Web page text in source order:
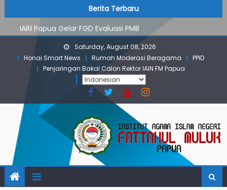
to
content
Berita Terbaru
IAIN Papua Gelar FGD Evaluasi PMB
KKN IAIN Papua: Kelompok Skow Sae Kolaborasi dengan
KKN UGM dan Uncen
Para Mahasiswa PGMI IAIN Papua Tembus Jurnal
Terindeks Google Scholar
Pembekalan KKN: Bangun Komunikasi Aktif dengan
Masyarakat
PMB Jalur Mandiri: Peserta Ujian Dari Lanny Jaya Hingga
Maluku
Saturday, August 08, 2026
Honai Smart News
Rumah Moderasi Beragama
PPID
Penjaringan Bakal Calon Rektor IAIN FM Papua